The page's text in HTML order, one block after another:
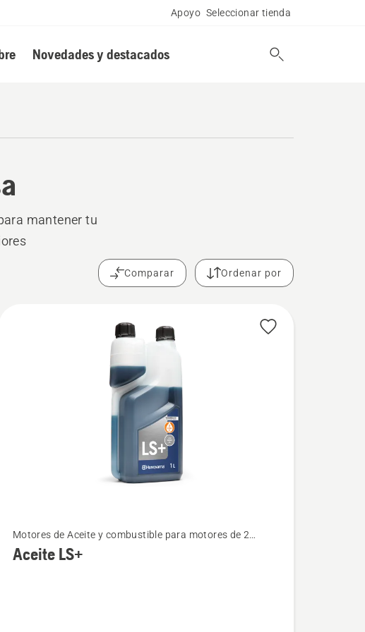
Apoyo Seleccionar tienda
Novedades y destacados
mantener tu
Comparar Ordenar por
más
detalles
Motores de Aceite y combustible para motores de 2
tiempos
Aceite LS+